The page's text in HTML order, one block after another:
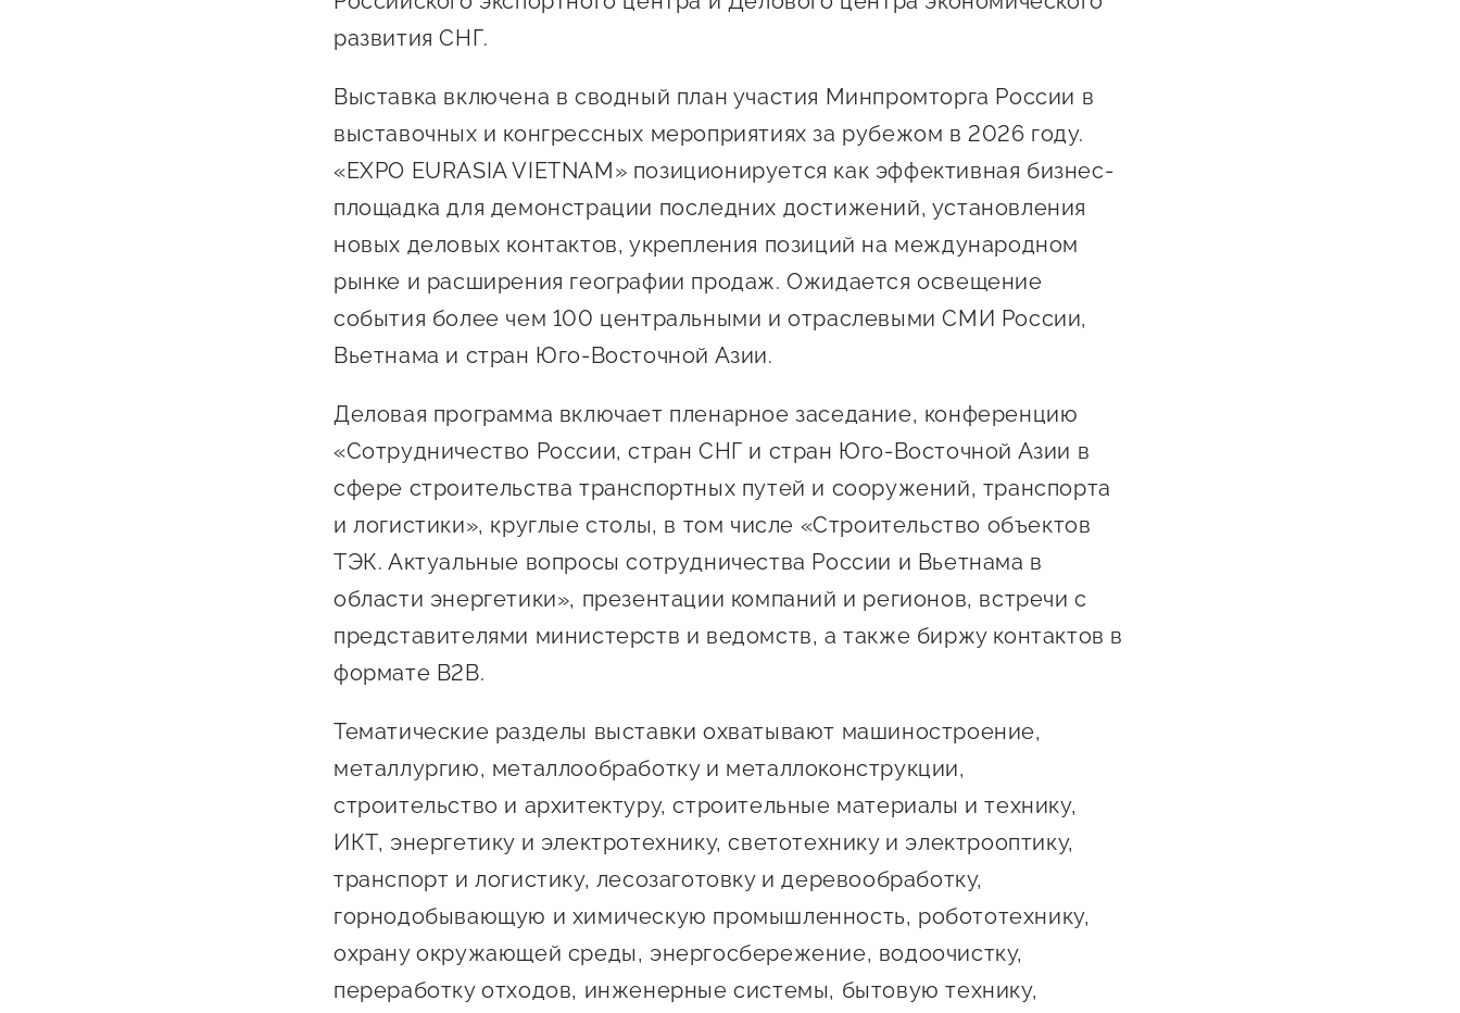
Экскурсии на
производства
Нормативные
Иностранным гражданам
Сервисы для бизнеса
Органы управления и надзора
развития СНГ.
Выставка включена в сводный план участия Минпромторга России в
выставочных и конгрессных мероприятиях за рубежом в 2026 году.
«EXPO EURASIA VIETNAM» позиционируется как эффективная бизнес-
площадка для демонстрации последних достижений, установления
новых деловых контактов, укрепления позиций на международном
рынке и расширения географии продаж. Ожидается освещение
события более чем 100 центральными и отраслевыми СМИ России,
Вьетнама и стран Юго-Восточной Азии.
Деловая программа включает пленарное заседание, конференцию
«Сотрудничество России, стран СНГ и стран Юго-Восточной Азии в
сфере строительства транспортных путей и сооружений, транспорта
и логистики», круглые столы, в том числе «Строительство объектов
ТЭК. Актуальные вопросы сотрудничества России и Вьетнама в
области энергетики», презентации компаний и регионов, встречи с
представителями министерств и ведомств, а также биржу контактов в
формате B2B.
Тематические разделы выставки охватывают машиностроение,
металлургию, металлообработку и металлоконструкции,
строительство и архитектуру, строительные материалы и технику,
ИКТ, энергетику и электротехнику, светотехнику и электрооптику,
транспорт и логистику, лесозаготовку и деревообработку,
горнодобывающую и химическую промышленность, робототехнику,
охрану окружающей среды, энергосбережение, водоочистку,
переработку отходов, инженерные системы, бытовую технику,